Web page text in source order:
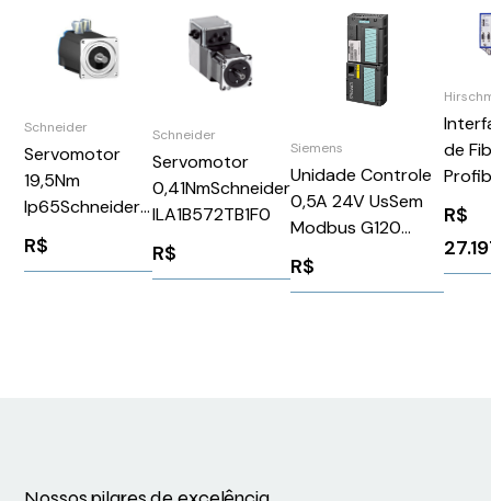
Schneider
Servomotor
19,5Nm
Ip65Schneider
BSH1402T21A2P
R$
Schneider
Servomotor
0,41NmSchneider
ILA1B572TB1F0
R$
Siemens
Unidade Controle
0,5A 24V UsSem
Modbus G120
Cu240E-2 F
6SL32440BB131BA1
R$
de
OZD
12M
1300
942
R$